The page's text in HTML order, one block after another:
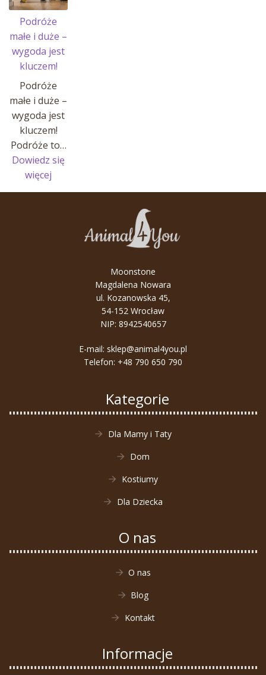
pasji!
Podróże
małe i duże –
wygoda jest
kluczem!
Podróże
małe i duże –
wygoda jest
kluczem!
Podróże to…
Dowiedz się
więcej
Podróże
Moonstone
Magdalena Nowara
ul. Kozanowska 45,
54-152 Wrocław
NIP: 8942540657
E-mail: sklep@animal4you.pl
Telefon: +48 790 650 790
Kategorie
Dla Mamy i Taty
Dom
Kostiumy
Dla Dziecka
O nas
O nas
Blog
Kontakt
Informacje